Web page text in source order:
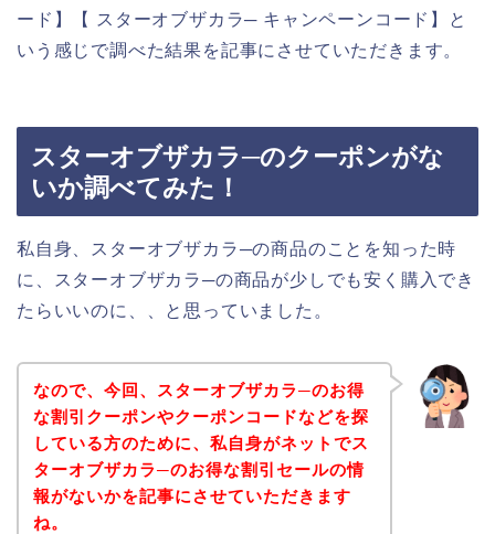
ード】【 スターオブザカラ─ キャンペーンコード】と
いう感じで調べた結果を記事にさせていただきます。
スターオブザカラ─のクーポンがな
いか調べてみた！
私自身、スターオブザカラ─の商品のことを知った時
に、スターオブザカラ─の商品が少しでも安く購入でき
たらいいのに、、と思っていました。
なので、今回、スターオブザカラ─のお得
な割引クーポンやクーポンコードなどを探
している方のために、私自身がネットでス
ターオブザカラ─のお得な割引セールの情
報がないかを記事にさせていただきます
ね。